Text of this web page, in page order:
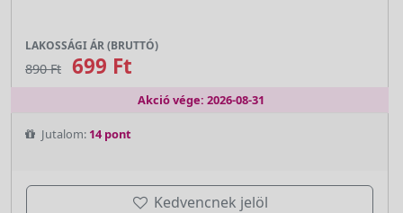
LAKOSSÁGI ÁR (BRUTTÓ)
890 Ft 699 Ft
Akció vége: 2026-08-31
Jutalom: 14 pont
Kedvencnek jelöl